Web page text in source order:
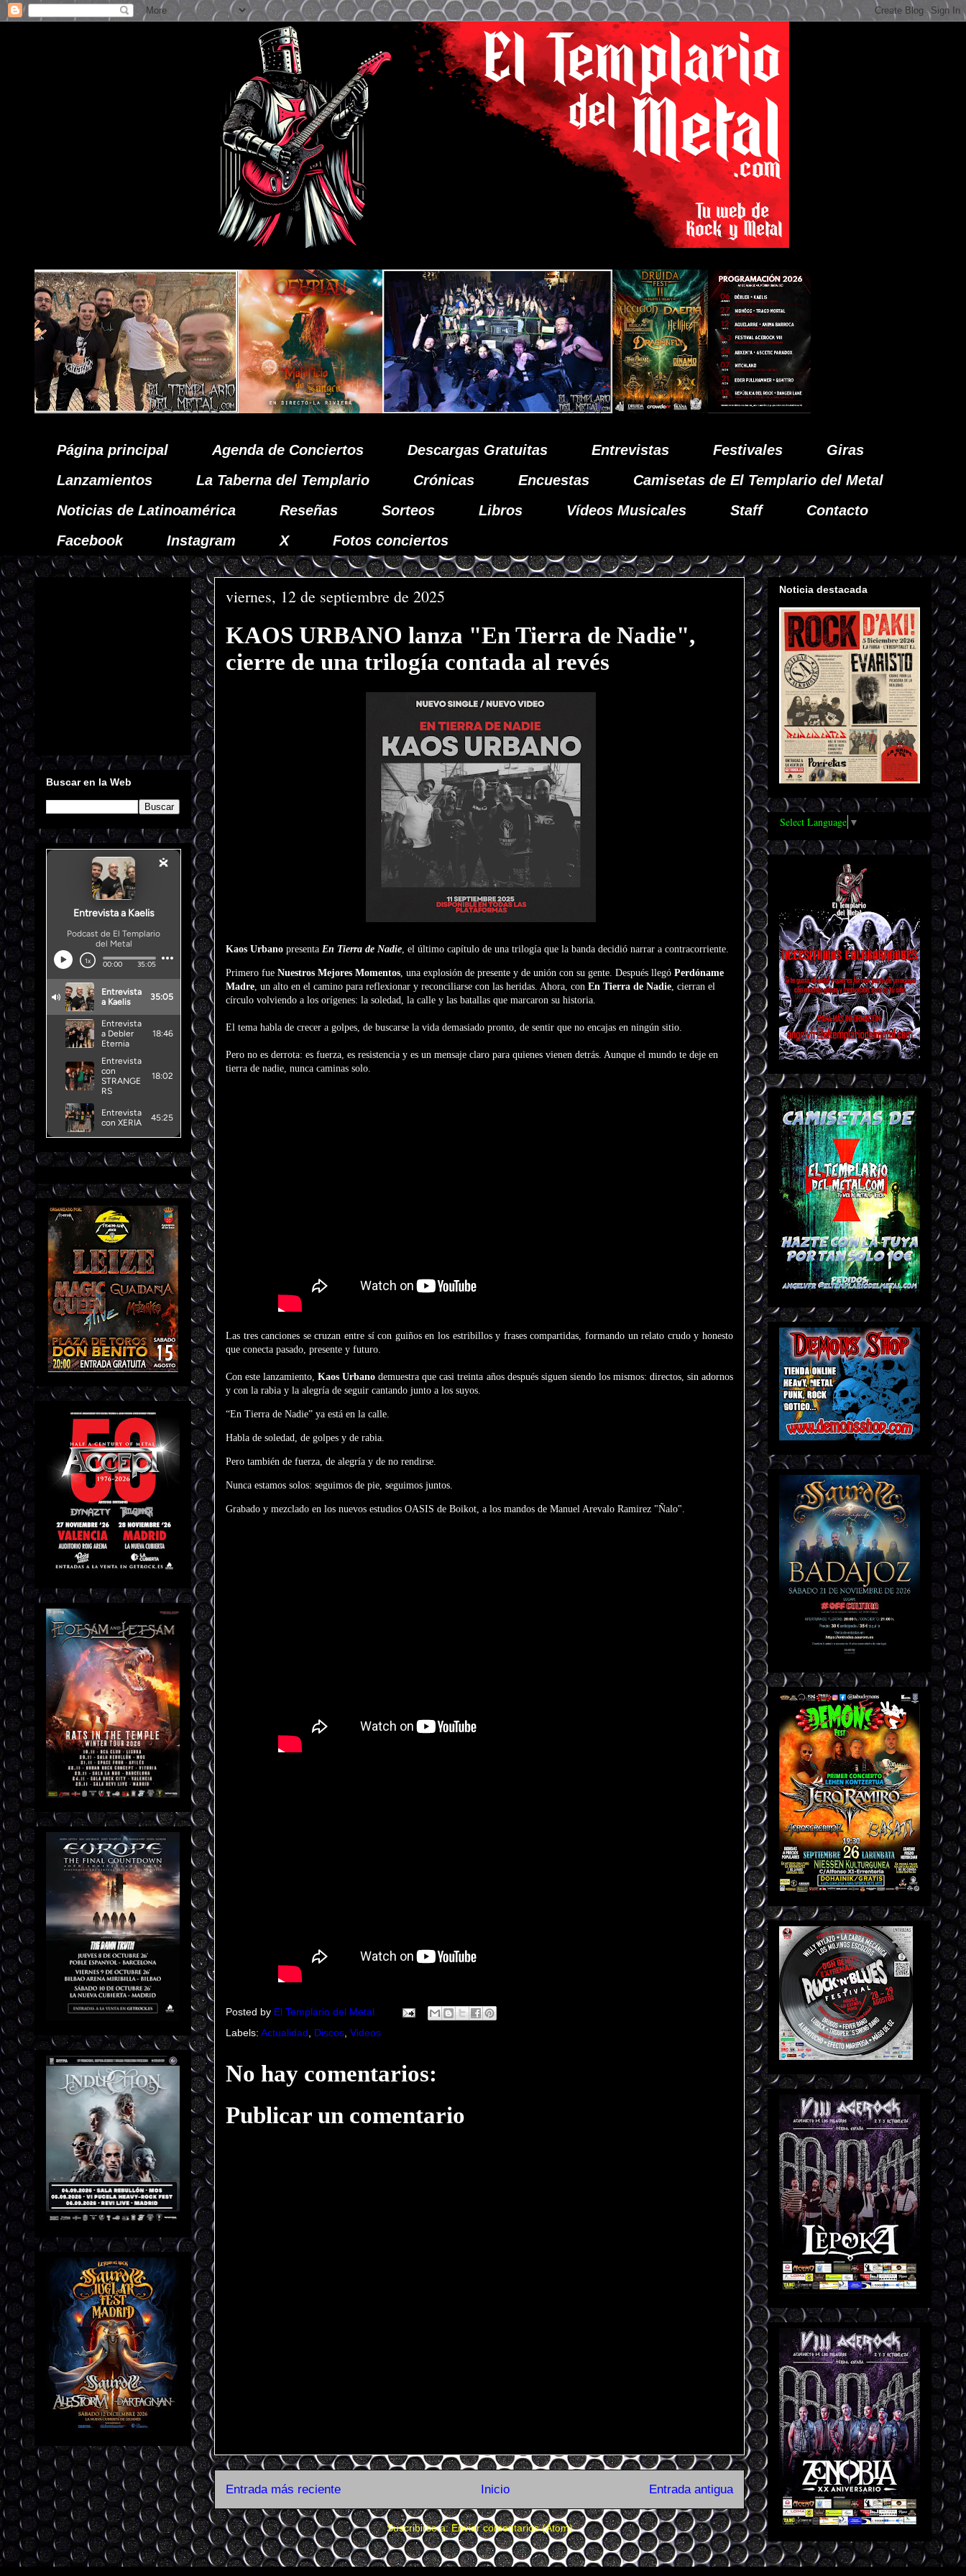
Página principal Agenda de Conciertos Descargas Gratuitas Entrevistas Festivales
Giras
Lanzamientos
La Taberna del Templario Crónicas Encuestas
Camisetas de El Templario del Metal
Noticias de Latinoamérica
Reseñas Sorteos Libros Vídeos Musicales Staff
Contacto
Facebook
Instagram X Fotos conciertos
viernes, 12 de septiembre de 2025
KAOS URBANO lanza "En Tierra de Nadie",
cierre de una trilogía contada al revés
Kaos Urbano presenta En Tierra de Nadie, el último capítulo de una trilogía que la banda decidió narrar a contracorriente.
Primero fue Nuestros Mejores Momentos, una explosión de presente y de unión con su gente. Después llegó Perdóname
Madre, un alto en el camino para reflexionar y reconciliarse con las heridas. Ahora, con En Tierra de Nadie, cierran el
círculo volviendo a los orígenes: la soledad, la calle y las batallas que marcaron su historia.
El tema habla de crecer a golpes, de buscarse la vida demasiado pronto, de sentir que no encajas en ningún sitio.
Pero no es derrota: es fuerza, es resistencia y es un mensaje claro para quienes vienen detrás. Aunque el mundo te deje en
tierra de nadie, nunca caminas solo.
Las tres canciones se cruzan entre sí con guiños en los estribillos y frases compartidas, formando un relato crudo y honesto
que conecta pasado, presente y futuro.
Con este lanzamiento,Kaos Urbano demuestra que casi treinta años después siguen siendo los mismos: directos, sin adornos
y con la rabia y la alegría de seguir cantando junto a los suyos.
“En Tierra de Nadie” ya está en la calle.
Habla de soledad, de golpes y de rabia.
Pero también de fuerza, de alegría y de no rendirse.
Nunca estamos solos: seguimos de pie, seguimos juntos.
Grabado y mezclado en los nuevos estudios OASIS de Boikot, a los mandos de Manuel Arevalo Ramirez "Ñalo".
Posted by El Templario del Metal
Labels: Actualidad Discos Videos
No hay comentarios:
Publicar un comentario
Entrada más reciente Entrada antigua
Inicio
Suscribirse a:Enviar comentarios (Atom)
Buscar en la Web
Noticia destacada
Select Language ▼